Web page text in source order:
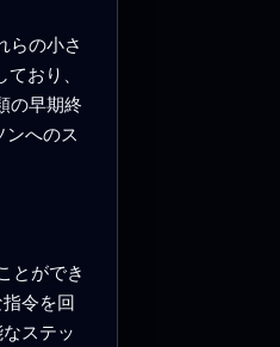
らの小さ
おり、
の早期終
ンへのス
とができ
令を回
ステッ